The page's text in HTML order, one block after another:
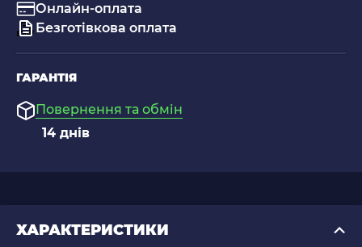
Онлайн-оплата
Безготівкова оплата
ГАРАНТІЯ
Повернення та обмін
14 днів
ХАРАКТЕРИСТИКИ